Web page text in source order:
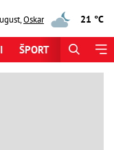
,Oskar 21 °C
ŠPORT